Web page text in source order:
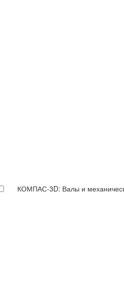
КОМПАС-3D: Валы и